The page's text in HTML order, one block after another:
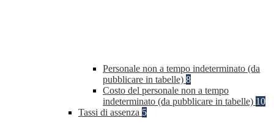
Personale non a tempo indeterminato (da
pubblicare in tabelle) 8
Costo del personale non a tempo
indeterminato (da pubblicare in tabelle) 10
Tassi di assenza 5